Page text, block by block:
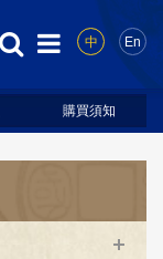
中 En
購買須知